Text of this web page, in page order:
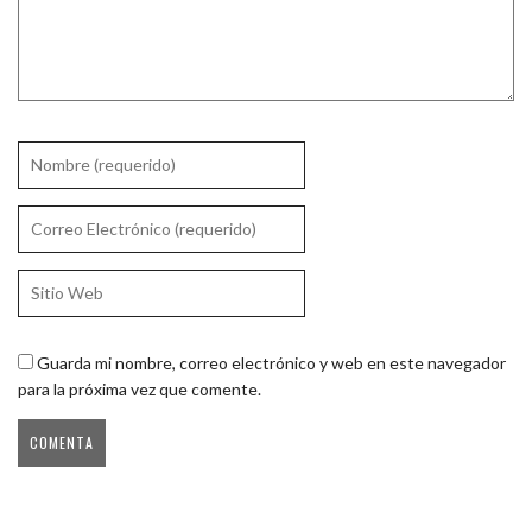
Guarda mi nombre, correo electrónico y web en este navegador
para la próxima vez que comente.